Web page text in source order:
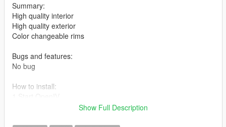
Summary:
High quality interior
High quality exterior
Color changeable rims
Bugs and features:
No bug
How to install:
Show Full Description